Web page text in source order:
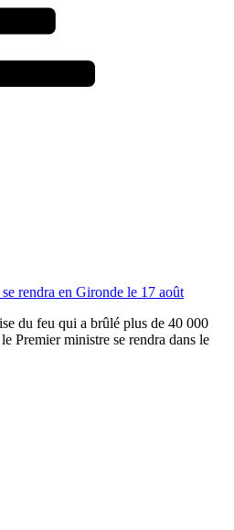
rendra en Gironde le 17 août
du feu qui a brûlé plus de 40 000
Premier ministre se rendra dans le